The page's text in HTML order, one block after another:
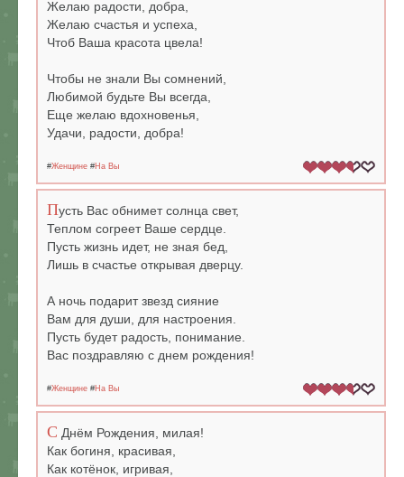
Желаю радости, добра,
Желаю счастья и успеха,
Чтоб Ваша красота цвела!
Чтобы не знали Вы сомнений,
Любимой будьте Вы всегда,
Еще желаю вдохновенья,
Удачи, радости, добра!
#Женщине #На Вы
Пусть Вас обнимет солнца свет,
Теплом согреет Ваше сердце.
Пусть жизнь идет, не зная бед,
Лишь в счастье открывая дверцу.
А ночь подарит звезд сияние
Вам для души, для настроения.
Пусть будет радость, понимание.
Вас поздравляю с днем рождения!
#Женщине #На Вы
С Днём Рождения, милая!
Как богиня, красивая,
Как котёнок, игривая,